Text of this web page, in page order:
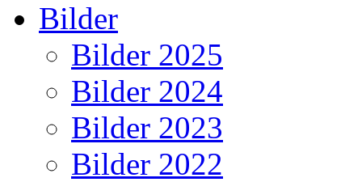
Bilder
Bilder 2025
Bilder 2024
Bilder 2023
Bilder 2022